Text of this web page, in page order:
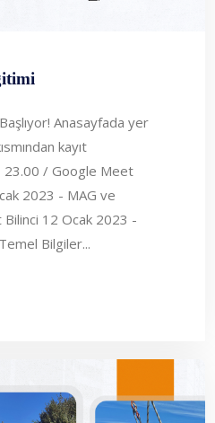
Anasayfada yer
kayıt
23.00 / Google Meet
2023 - MAG ve
12 Ocak 2023 -
Bilgiler...